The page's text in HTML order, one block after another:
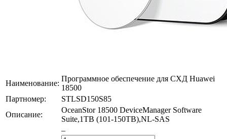
Наименование:
Программное обеспечение для СХД Huawei
18500
Партномер:
STLSD150S85
Описание:
OceanStor 18500 DeviceManager Software
Suite,1TB (101-150TB),NL-SAS
–